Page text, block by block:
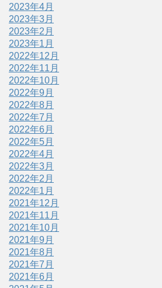
2023年4月
2023年3月
2023年2月
2023年1月
2022年12月
2022年11月
2022年10月
2022年9月
2022年8月
2022年7月
2022年6月
2022年5月
2022年4月
2022年3月
2022年2月
2022年1月
2021年12月
2021年11月
2021年10月
2021年9月
2021年8月
2021年7月
2021年6月